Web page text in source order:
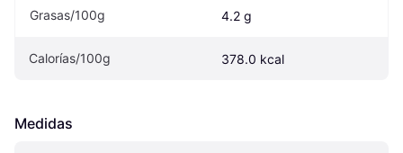
Grasas/100g 4.2 g
Calorías/100g 378.0 kcal
Medidas